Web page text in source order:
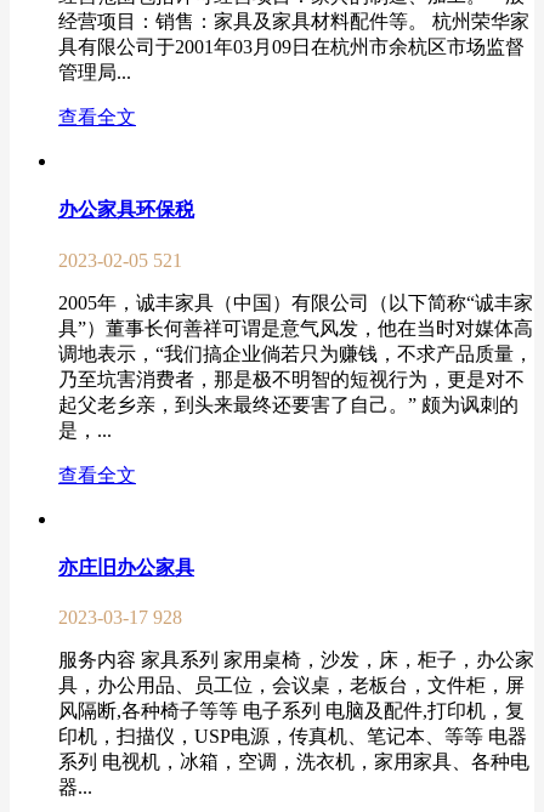
经营项目：销售：家具及家具材料配件等。 杭州荣华家
具有限公司于2001年03月09日在杭州市余杭区市场监督
管理局...
查看全文
办公家具环保税
2023-02-05 521
2005年，诚丰家具（中国）有限公司（以下简称“诚丰家
具”）董事长何善祥可谓是意气风发，他在当时对媒体高
调地表示，“我们搞企业倘若只为赚钱，不求产品质量，
乃至坑害消费者，那是极不明智的短视行为，更是对不
起父老乡亲，到头来最终还要害了自己。” 颇为讽刺的
是，...
查看全文
亦庄旧办公家具
2023-03-17 928
服务内容 家具系列 家用桌椅，沙发，床，柜子，办公家
具，办公用品、员工位，会议桌，老板台，文件柜，屏
风隔断,各种椅子等等 电子系列 电脑及配件,打印机，复
印机，扫描仪，USP电源，传真机、笔记本、等等 电器
系列 电视机，冰箱，空调，洗衣机，家用家具、各种电
器...